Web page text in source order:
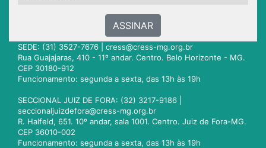
ASSINAR
SEDE: (31) 3527-7676 | cress@cress-mg.org.br
Rua Guajajaras, 410 - 11º andar. Centro. Belo Horizonte - MG.
CEP 30180-912
Funcionamento: segunda a sexta, das 13h às 19h
SECCIONAL JUIZ DE FORA: (32) 3217-9186 |
seccionaljuizdefora@cress-mg.org.br
R. Halfeld, 651. 10º andar, sala 1001. Centro. Juiz de Fora-MG.
CEP 36010-002
Funcionamento: segunda a sexta, das 13h às 19h